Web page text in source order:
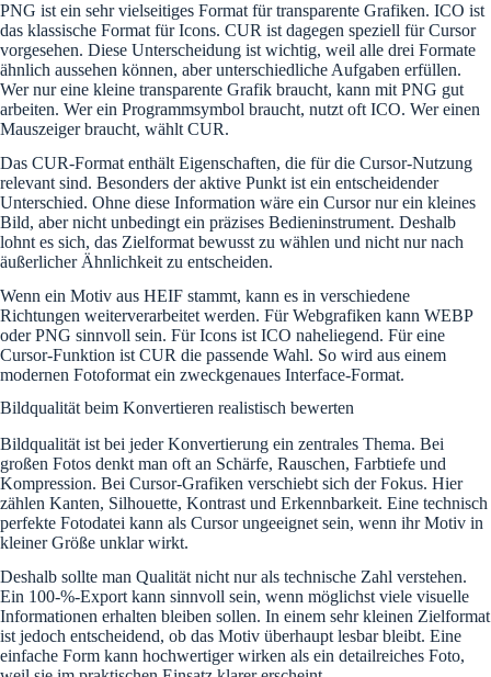
PNG ist ein sehr vielseitiges Format für transparente Grafiken. ICO ist
das klassische Format für Icons. CUR ist dagegen speziell für Cursor
vorgesehen. Diese Unterscheidung ist wichtig, weil alle drei Formate
ähnlich aussehen können, aber unterschiedliche Aufgaben erfüllen.
Wer nur eine kleine transparente Grafik braucht, kann mit PNG gut
arbeiten. Wer ein Programmsymbol braucht, nutzt oft ICO. Wer einen
Mauszeiger braucht, wählt CUR.
Das CUR-Format enthält Eigenschaften, die für die Cursor-Nutzung
relevant sind. Besonders der aktive Punkt ist ein entscheidender
Unterschied. Ohne diese Information wäre ein Cursor nur ein kleines
Bild, aber nicht unbedingt ein präzises Bedieninstrument. Deshalb
lohnt es sich, das Zielformat bewusst zu wählen und nicht nur nach
äußerlicher Ähnlichkeit zu entscheiden.
Wenn ein Motiv aus HEIF stammt, kann es in verschiedene
Richtungen weiterverarbeitet werden. Für Webgrafiken kann WEBP
oder PNG sinnvoll sein. Für Icons ist ICO naheliegend. Für eine
Cursor-Funktion ist CUR die passende Wahl. So wird aus einem
modernen Fotoformat ein zweckgenaues Interface-Format.
Bildqualität beim Konvertieren realistisch bewerten
Bildqualität ist bei jeder Konvertierung ein zentrales Thema. Bei
großen Fotos denkt man oft an Schärfe, Rauschen, Farbtiefe und
Kompression. Bei Cursor-Grafiken verschiebt sich der Fokus. Hier
zählen Kanten, Silhouette, Kontrast und Erkennbarkeit. Eine technisch
perfekte Fotodatei kann als Cursor ungeeignet sein, wenn ihr Motiv in
kleiner Größe unklar wirkt.
Deshalb sollte man Qualität nicht nur als technische Zahl verstehen.
Ein 100-%-Export kann sinnvoll sein, wenn möglichst viele visuelle
Informationen erhalten bleiben sollen. In einem sehr kleinen Zielformat
ist jedoch entscheidend, ob das Motiv überhaupt lesbar bleibt. Eine
einfache Form kann hochwertiger wirken als ein detailreiches Foto,